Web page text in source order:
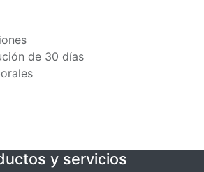
de 30 días
y servicios